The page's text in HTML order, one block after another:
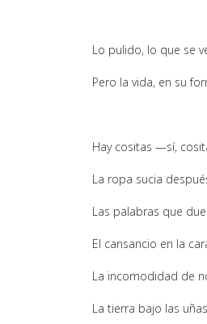
Lo pulido, lo que se
Pero la vida, en su
Hay cositas —sí,
La ropa sucia
Las palabras que
El cansancio en la
La incomodidad de
La tierra bajo las